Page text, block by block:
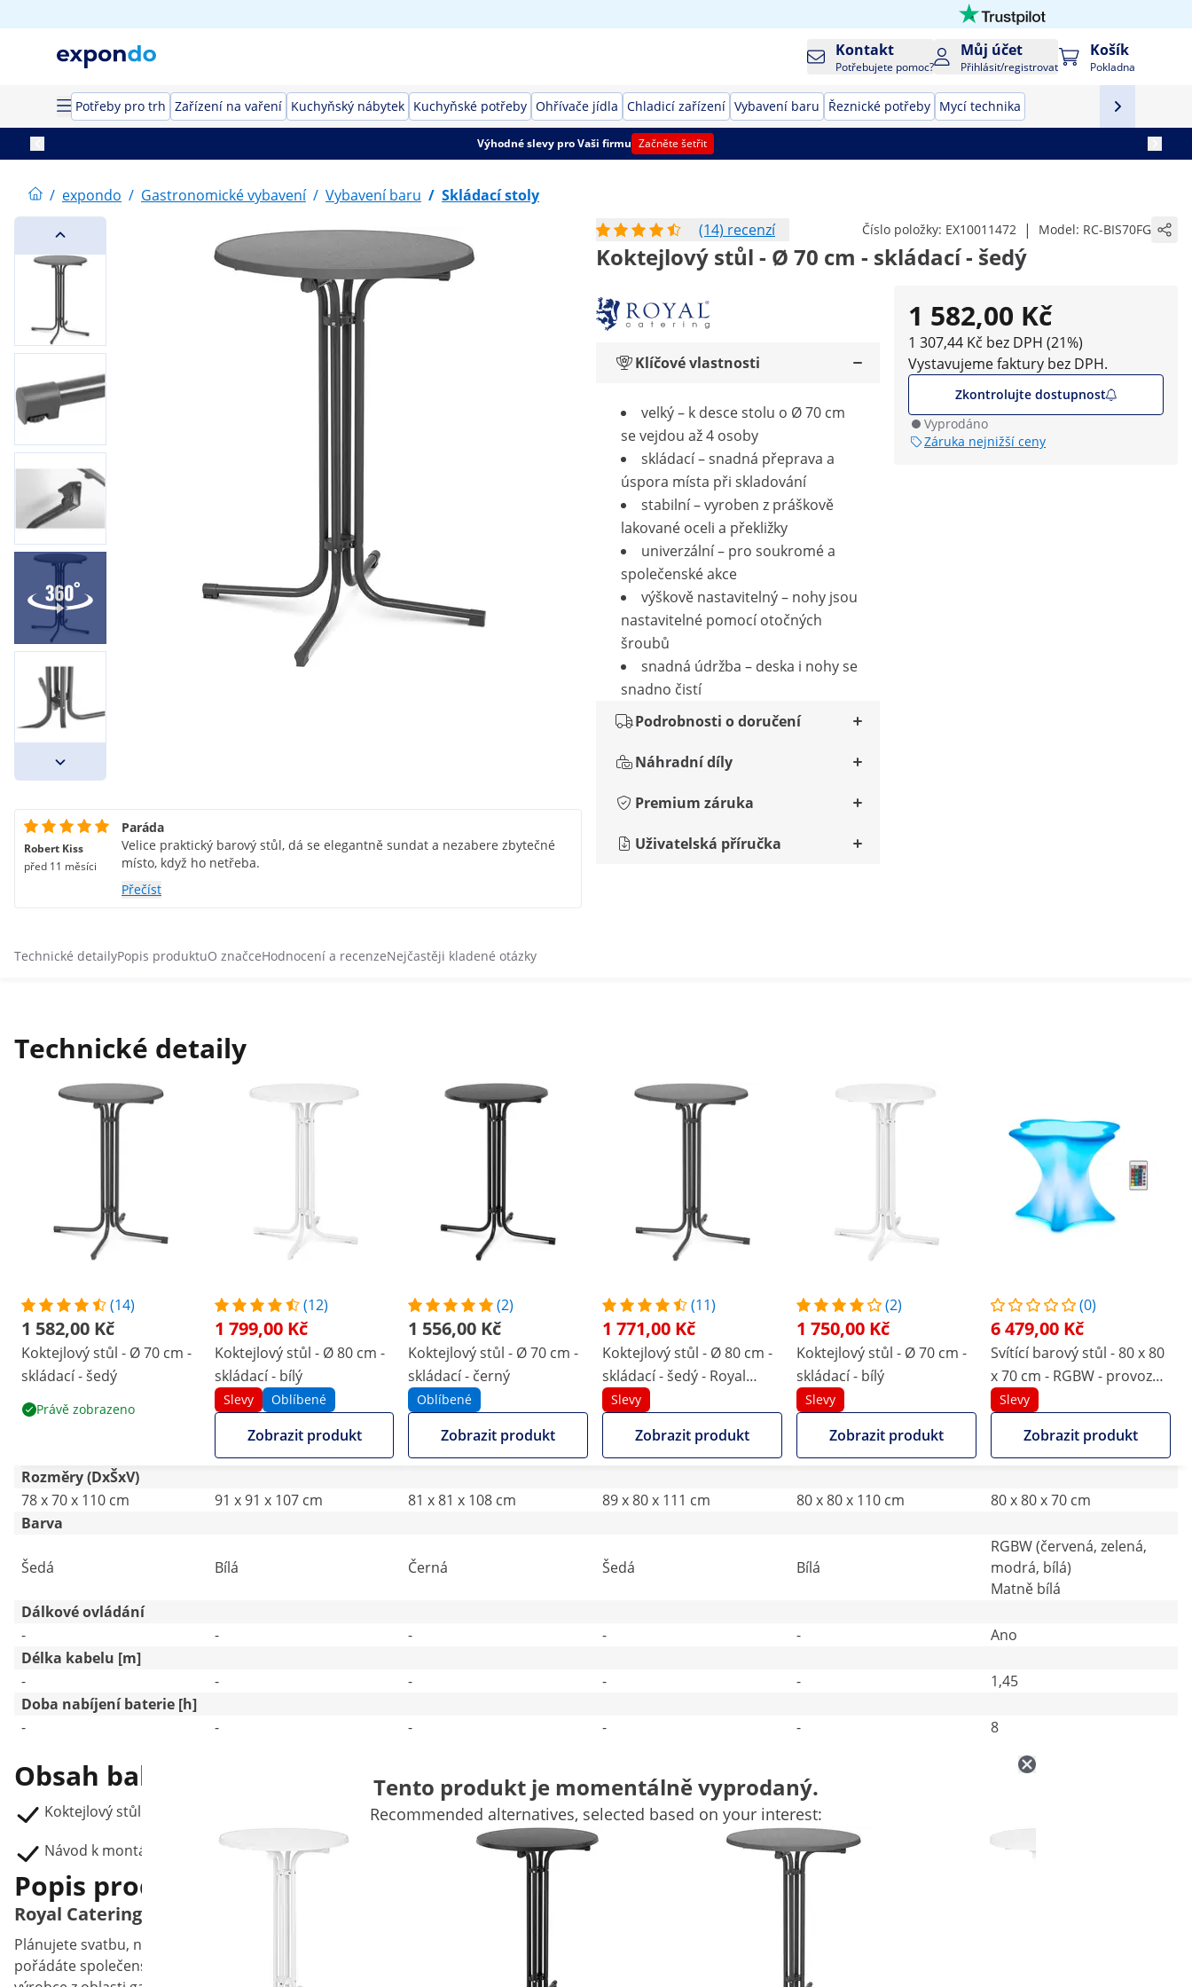
Kontakt
Potřebujete pomoc?
Můj účet
Přihlásit/registrovat
Košík
Pokladna
Potřeby pro trh Zařízení na vaření Kuchyňský nábytek Kuchyňské potřeby Ohřívače jídla Chladicí zařízení Vybavení baru Řeznické potřeby Mycí technika
Výhodné slevy pro Vaši firmu Začněte šetřit
/ expondo / Gastronomické vybavení / Vybavení baru / Skládací stoly
(14) recenzí
Číslo položky: EX10011472 | Model: RC-BIS70FG
Koktejlový stůl - Ø 70 cm - skládací - šedý
1 582,00 Kč
1 307,44 Kč bez DPH (21%)
Vystavujeme faktury bez DPH.
Zkontrolujte dostupnost
Vyprodáno
Záruka nejnižší ceny
Klíčové vlastnosti
velký – k desce stolu o Ø 70 cm
se vejdou až 4 osoby
skládací – snadná přeprava a
úspora místa při skladování
stabilní – vyroben z práškově
lakované oceli a překližky
univerzální – pro soukromé a
společenské akce
výškově nastavitelný – nohy jsou
nastavitelné pomocí otočných
šroubů
snadná údržba – deska i nohy se
snadno čistí
Podrobnosti o doručení
Náhradní díly
Premium záruka
Uživatelská příručka
Robert Kiss
před 11 měsíci
Paráda
Velice praktický barový stůl, dá se elegantně sundat a nezabere zbytečné
místo, když ho netřeba.
Přečíst
Technické detailyPopis produktuO značceHodnocení a recenzeNejčastěji kladené otázky
Technické detaily
(14)
1 582,00 Kč
Koktejlový stůl - Ø 70 cm -
skládací - šedý
Právě zobrazeno
(12)
1 799,00 Kč
Koktejlový stůl - Ø 80 cm -
skládací - bílý
Slevy Oblíbené
Zobrazit produkt
(2)
1 556,00 Kč
Koktejlový stůl - Ø 70 cm -
skládací - černý
Oblíbené
Zobrazit produkt
(11)
1 771,00 Kč
Koktejlový stůl - Ø 80 cm -
skládací - šedý - Royal
Catering
Slevy
Zobrazit produkt
(2)
1 750,00 Kč
Koktejlový stůl - Ø 70 cm -
skládací - bílý
Slevy
Zobrazit produkt
(0)
6 479,00 Kč
Svítící barový stůl - 80 x 80
x 70 cm - RGBW - provoz
na baterie - matná bílá
Slevy
Zobrazit produkt
Rozměry (DxŠxV)
78 x 70 x 110 cm
91 x 91 x 107 cm 81 x 81 x 108 cm 89 x 80 x 111 cm 80 x 80 x 110 cm
80 x 80 x 70 cm
Barva
Šedá Bílá Černá Šedá Bílá
RGBW (červená, zelená,
modrá, bílá)
Matně bílá
Dálkové ovládání
-
- - - -
Ano
Délka kabelu [m]
-
- - - -
1,45
Doba nabíjení baterie [h]
-
- - - -
8
Obsah balení
Koktejlový stůl RC-BIS70FG
Návod k montáži
Tento produkt je momentálně vyprodaný.
Recommended alternatives, selected based on your interest:
Popis produktu
Royal Catering zve ke stolu – k praktickému vysokému stolu
Plánujete svatbu, narozeninovou oslavu nebo zahradní party se svými nejbližšími? Nebo jste organizátorem akcí a
pořádáte společenskou událost? Pak nesmí chybět univerzální koktejlový stůl RC-BIS70FG od specializovaného